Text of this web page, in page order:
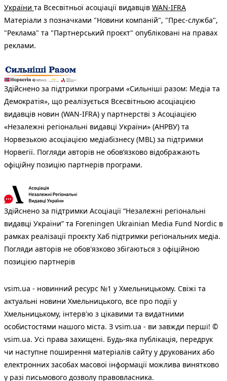
України та Всесвітньої асоціації видавців WAN-IFRA
Матеріали з позначками "Новини компаній", "Прес-служба",
"Реклама" та "Партнерський проєкт" опубліковані на правах
реклами.
Здійснено за підтримки програми «Сильніші разом: Медіа та
Демократія», що реалізується Всесвітньою асоціацією
видавців новин (WAN-IFRA) у партнерстві з Асоціацією
«Незалежні регіональні видавці України» (АНРВУ) та
Норвезькою асоціацією медіабізнесу (MBL) за підтримки
Норвегії. Погляди авторів не обов’язково відображають
офіційну позицію партнерів програми.
Здійснено за підтримки Асоціації “Незалежні регіональні
видавці України” та Foreningen Ukrainian Media Fund Nordic в
рамках реалізації проєкту Хаб підтримки регіональних медіа.
Погляди авторів не обов'язково збігаються з офіційною
позицією партнерів
vsim.ua - новинний ресурс №1 у Хмельницькому. Свіжі та
актуальні новини Хмельницького, все про події у
Хмельницькому, інтерв'ю з цікавими та видатними
особистостями нашого міста. З vsim.ua - ви завжди перші! ©
vsim.ua. Усі права захищені. Будь-яка публiкацiя, передрук
чи наступне поширення матеріалів сайту у друкованих або
електронних засобах масової інформації можлива винятково
у разі письмового дозволу правовласника.